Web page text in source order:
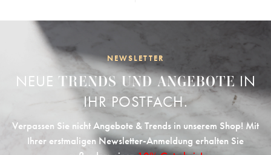
NEWSLETTER
NEUE TRENDS UND ANGEBOTEIN
IHR POSTFACH.
Verpassen Sie nicht Angebote & Trends in unserem Shop! Mit
Ihrer erstmaligen Newsletter-Anmeldung erhalten Sie